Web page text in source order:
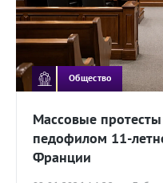
Общество
Массовые
педофилом 11-
Франции